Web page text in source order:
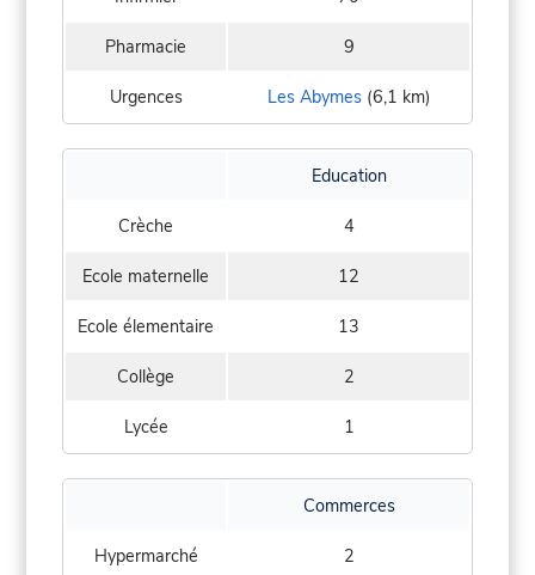
Pharmacie 9
Urgences Les Abymes(6,1 km)
Education
Crèche 4
Ecole maternelle 12
Ecole élementaire 13
Collège 2
Lycée 1
Commerces
Hypermarché 2